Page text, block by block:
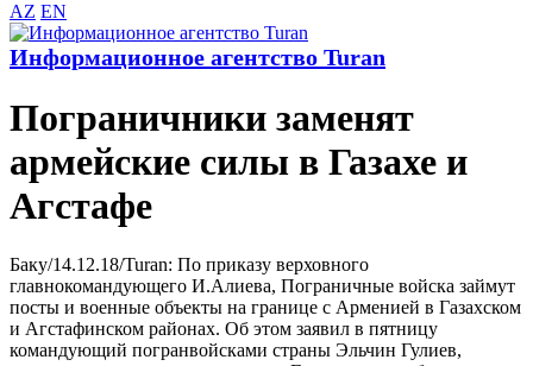
AZ EN
Информационное агентство Turan
Пограничники заменят
армейские силы в Газахе и
Агстафе
Баку/14.12.18/Turan: По приказу верховного
главнокомандующего И.Алиева, Пограничные войска займут
посты и военные объекты на границе с Арменией в Газахском
и Агстафинском районах. Об этом заявил в пятницу
командующий погранвойсками страны Эльчин Гулиев,